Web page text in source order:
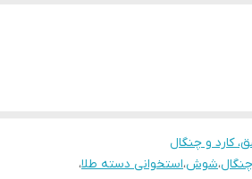
کارد و چنگال
،شوش،استخوانی دسته طلا،